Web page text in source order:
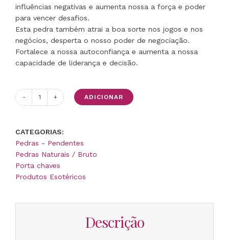
influências negativas e aumenta nossa a força e poder
para vencer desafios.
Esta pedra também atrai a boa sorte nos jogos e nos
negócios, desperta o nosso poder de negociação.
Fortalece a nossa autoconfiança e aumenta a nossa
capacidade de liderança e decisão.
Quantidade
Chaves
Escudo
Protetor
ADICIONAR
CATEGORIAS:
Pedras - Pendentes
Pedras Naturais / Bruto
Porta chaves
Produtos Esotéricos
Descrição